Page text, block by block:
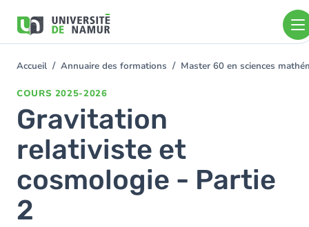
contenu
You
Accueil Annuaire des formations Master 60 en sciences
COURS 2025-2026
Gravitation
relativiste et
cosmologie - Partie
2